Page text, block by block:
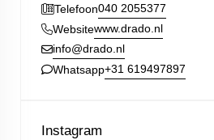
Telefoon040 2055377
Websitewww.drado.nl
info@drado.nl
Whatsapp+31 619497897
Instagram